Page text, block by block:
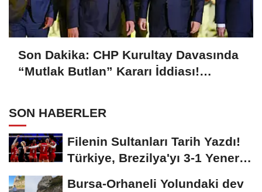
Son Dakika: CHP Kurultay Davasında
“Mutlak Butlan” Kararı İddiası!
SON HABERLER
Filenin Sultanları Tarih Yazdı!
Türkiye, Brezilya'yı 3-1 Yenerek
Bursa-Orhaneli Yolundaki dev